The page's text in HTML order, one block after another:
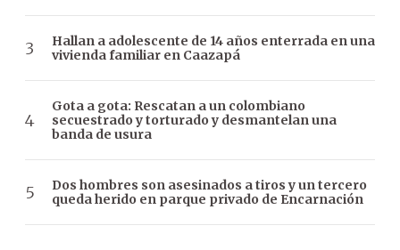
Hallan a adolescente de 14 años enterrada en una
vivienda familiar en Caazapá
Gota a gota: Rescatan a un colombiano
secuestrado y torturado y desmantelan una
banda de usura
Dos hombres son asesinados a tiros y un tercero
queda herido en parque privado de Encarnación